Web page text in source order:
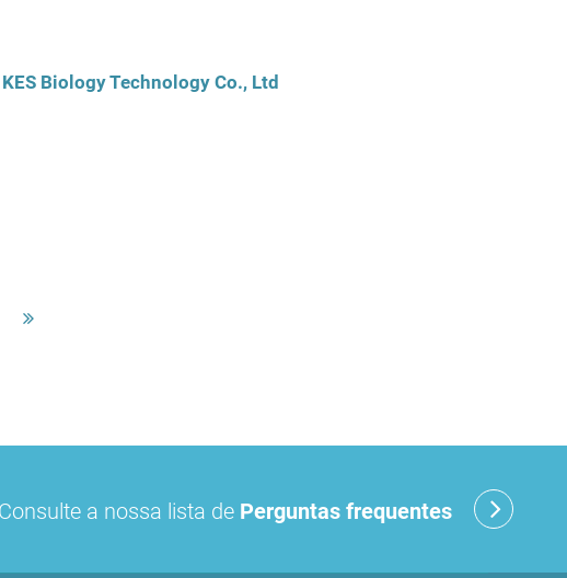
Biology Technology Co., Ltd
Consulte a nossa lista de Perguntas frequentes